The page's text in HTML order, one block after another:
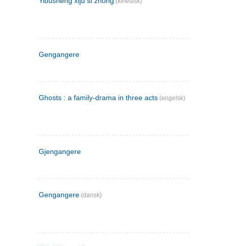
Gengangere
Ghosts : a family-drama in three acts (engelsk)
Gjengangere
Gengangere (dansk)